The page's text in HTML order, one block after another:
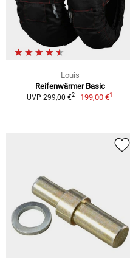
Louis
Reifenwärmer Basic
UVP 299,00 €2 199,00 €1